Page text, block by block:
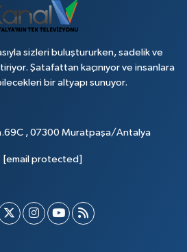
sizleri buluştururken, sadelik ve
Şatafattan kaçınıyor ve insanlara
bir altyapı sunuyor.
, 07300 Muratpaşa/Antalya
[email protected]